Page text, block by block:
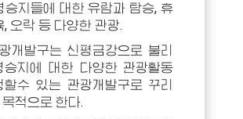
승지들에 대한 유람과 탐승, 휴
, 오락 등 다양한 관광.
개발구는 신평금강으로 불리
승지에 대한 다양한 관광활동
할수 있는 관광개발구로 꾸리
적으로 한다.